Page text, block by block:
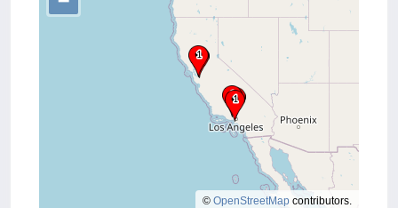
© OpenStreetMap contributors.